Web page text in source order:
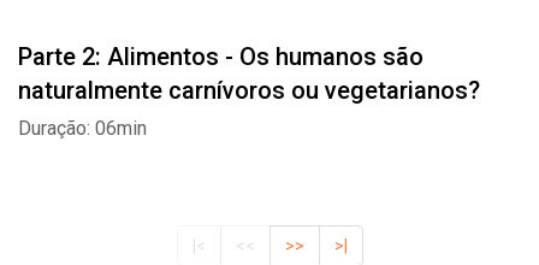
Parte 2: Alimentos - Os humanos são
naturalmente carnívoros ou vegetarianos?
Duração: 06min
|< << >> >|